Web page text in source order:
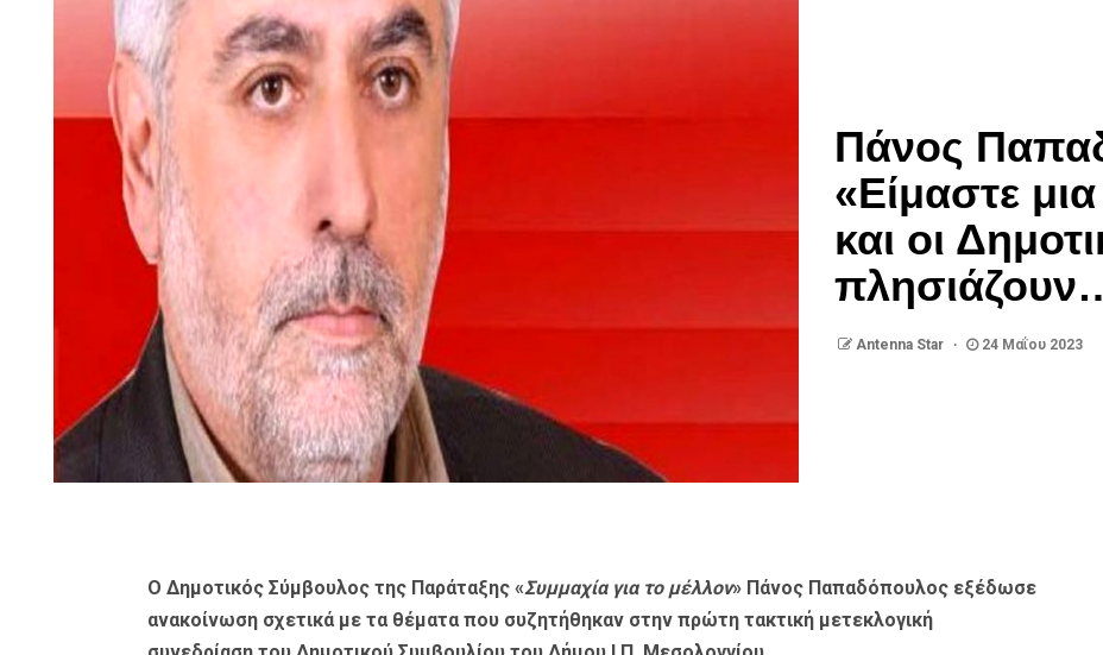
Πάνος
«Είμαστε
και οι
Antenna Star 24 Μαΐου 2023
Ο Δημοτικός Σύμβουλος της Παράταξης «Συμμαχία για το μέλλον» Πάνος Παπαδόπουλος εξέδωσε
ανακοίνωση σχετικά με τα θέματα που συζητήθηκαν στην πρώτη τακτική μετεκλογική